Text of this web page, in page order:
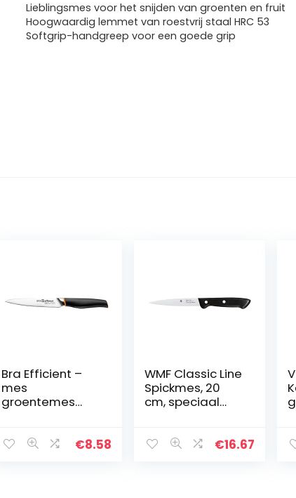
Lieblingsmes voor het snijden van groenten en fruit
Hoogwaardig lemmet van roestvrij staal HRC 53
Softgrip-handgreep voor een goede grip
Bra Efficient –
mes
groentemes
€8.58
WMF Classic Line
Spickmes, 20
cm, speciaal
handvat,
€16.67